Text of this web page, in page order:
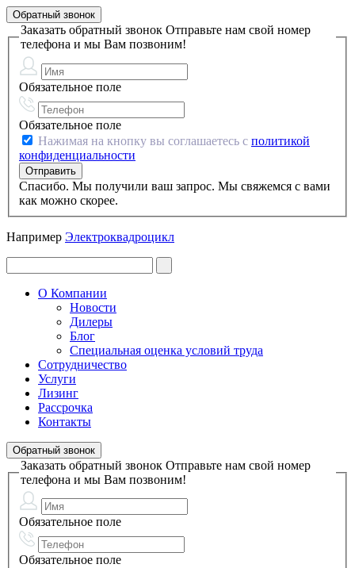
Обратный звонок
Заказать обратный звонок Отправьте нам свой номер
телефона и мы Вам позвоним!
Обязательное поле
Обязательное поле
Нажимая на кнопку вы соглашаетесь с политикой
конфиденциальности
Спасибо. Мы получили ваш запрос. Мы свяжемся с вами
как можно скорее.
Например Электроквадроцикл
О Компании
Новости
Дилеры
Блог
Специальная оценка условий труда
Сотрудничество
Услуги
Лизинг
Рассрочка
Контакты
Обратный звонок
Заказать обратный звонок Отправьте нам свой номер
телефона и мы Вам позвоним!
Обязательное поле
Обязательное поле